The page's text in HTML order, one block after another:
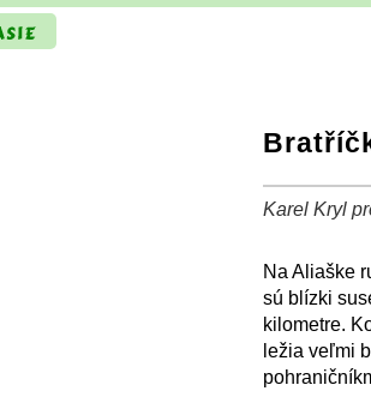
Karel Kryl
Na Aliaške
sú blízki
kilometre.
ležia veľmi